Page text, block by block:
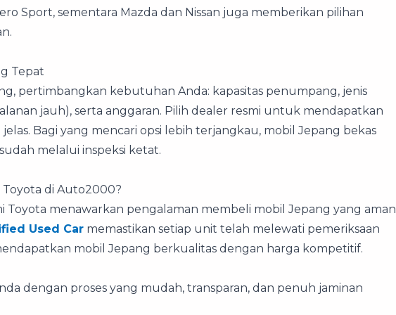
Sport, sementara Mazda dan Nissan juga memberikan pilihan
Tepat
pertimbangkan kebutuhan Anda: kapasitas penumpang, jenis
jauh), serta anggaran. Pilih dealer resmi untuk mendapatkan
jelas. Bagi yang mencari opsi lebih terjangkau, mobil Jepang bekas
melalui inspeksi ketat.
di Auto2000?
Toyota menawarkan pengalaman membeli mobil Jepang yang aman
Used Car memastikan setiap unit telah melewati pemeriksaan
mobil Jepang berkualitas dengan harga kompetitif.
dengan proses yang mudah, transparan, dan penuh jaminan